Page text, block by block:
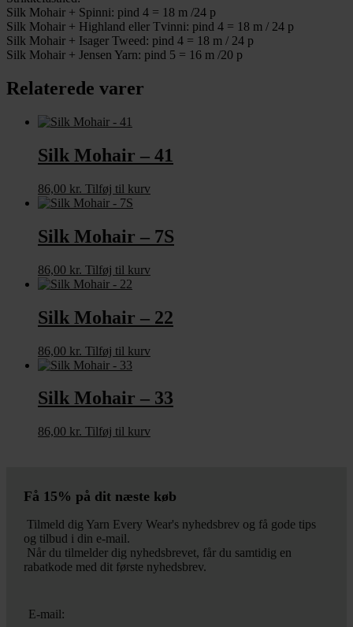
Silk Mohair + Spinni: pind 4 = 18 m /24 p
Silk Mohair + Highland eller Tvinni: pind 4 = 18 m / 24 p
Silk Mohair + Isager Tweed: pind 4 = 18 m / 24 p
Silk Mohair + Jensen Yarn: pind 5 = 16 m /20 p
Relaterede varer
Silk Mohair – 41
86,00 kr. Tilføj til kurv
Silk Mohair – 7S
86,00 kr. Tilføj til kurv
Silk Mohair – 22
86,00 kr. Tilføj til kurv
Silk Mohair – 33
86,00 kr. Tilføj til kurv
Få 15% på dit næste køb
Tilmeld dig Yarn Every Wear's nyhedsbrev og få gode tips
og tilbud i din e-mail.
Når du tilmelder dig nyhedsbrevet, får du samtidig en
rabatkode med dit første nyhedsbrev.
E-mail: